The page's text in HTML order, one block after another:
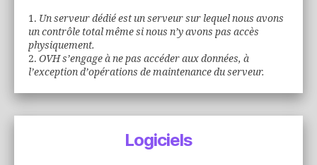
1. Un serveur dédié est un serveur sur lequel nous avons
un contrôle total même si nous n’y avons pas accès
physiquement.
2. OVH s’engage à ne pas accéder aux données, à
l’exception d’opérations de maintenance du serveur.
Logiciels